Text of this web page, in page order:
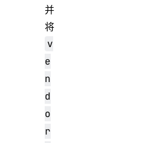
并
将
v
e
n
d
o
r